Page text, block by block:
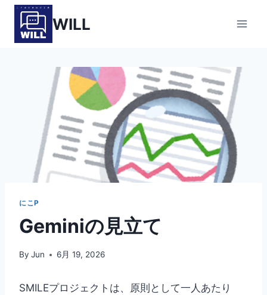
WILL
にこP
Geminiの見立て
By Jun 6月 19, 2026
SMILEプロジェクトは、原則として一人あたり